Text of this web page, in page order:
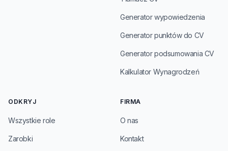
Generator wypowiedzenia
Generator punktów do CV
Generator podsumowania CV
Kalkulator Wynagrodzeń
ODKRYJ
Wszystkie role
Zarobki
FIRMA
O nas
Kontakt